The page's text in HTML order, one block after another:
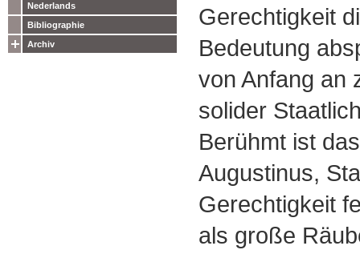
Nederlands
Bibliographie
Archiv
Gerechtigkeit
Bedeutung
von Anfang an
solider
Berühmt ist
Augustinus,
Gerechtigkeit
als große